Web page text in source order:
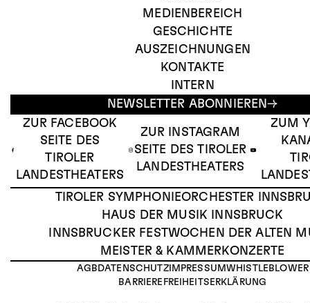
MEDIENBEREICH
GESCHICHTE
AUSZEICHNUNGEN
KONTAKTE
INTERN
NEWSLETTER ABONNIEREN
ZUR FACEBOOK
SEITE DES
TIROLER
LANDESTHEATERS
ZUR INSTAGRAM
SEITE DES TIROLER
LANDESTHEATERS
ZUM
TIROLER SYMPHONIEORCHESTER
HAUS DER MUSIK INNSBRUCK
INNSBRUCKER FESTWOCHEN DER ALTEN
MEISTER & KAMMERKONZERTE
AGB DATENSCHUTZIMPRESSUMWHISTLEBLOWER
BARRIEREFREIHEITSERKLÄRUNG